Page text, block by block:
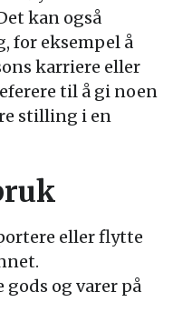
kan også
for eksempel å
karriere eller
til å gi noen
stilling i en
eller flytte
og varer på